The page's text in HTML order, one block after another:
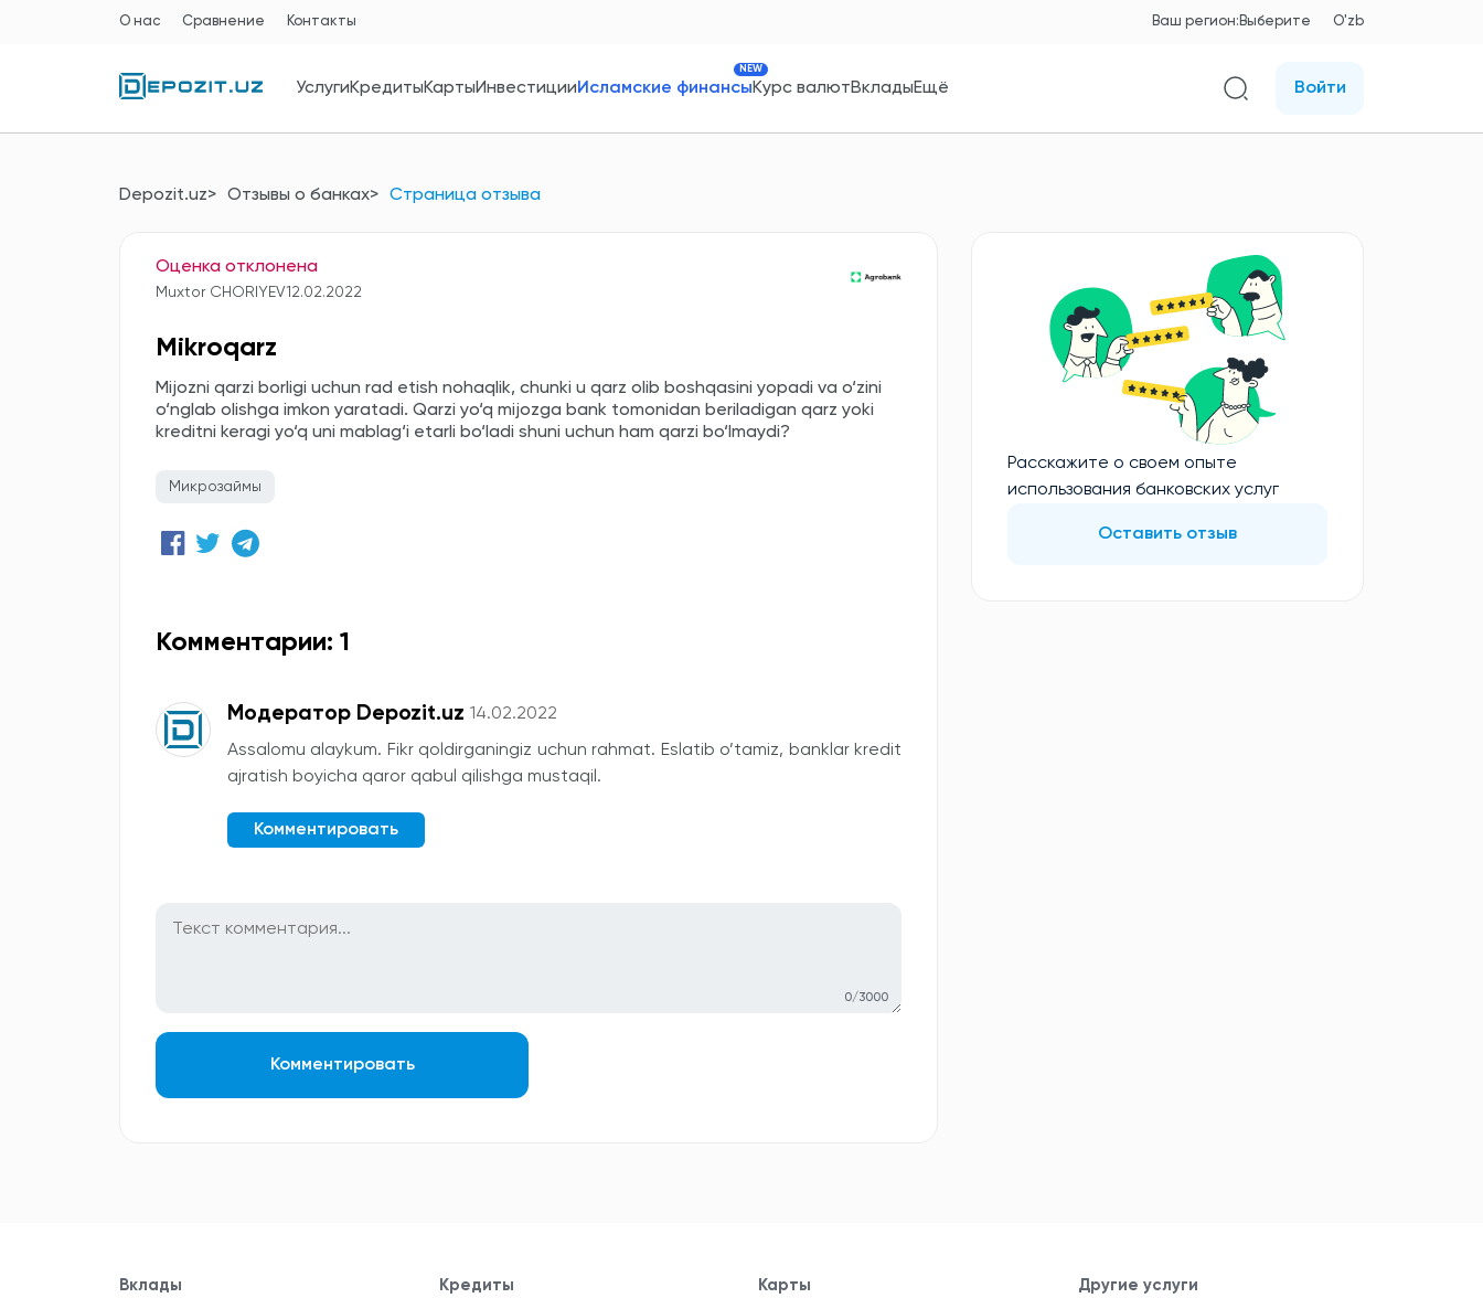
О нас Сравнение Контакты Ваш регион: Выберите O'zb
УслугиКредитыКартыИнвестицииИсламские финансы
NEW
Курс валютВкладыЕщё Войти
Depozit.uz Отзывы о банках Страница отзыва
Оценка отклонена
Muxtor CHORIYEV12.02.2022
Mikroqarz
Mijozni qarzi borligi uchun rad etish nohaqlik, chunki u qarz olib boshqasini yopadi va o‘zini
o‘nglab olishga imkon yaratadi. Qarzi yo‘q mijozga bank tomonidan beriladigan qarz yoki
kreditni keragi yo‘q uni mablag‘i etarli bo‘ladi shuni uchun ham qarzi bo‘lmaydi?
Микрозаймы
Комментарии: 1
Модератор Depozit.uz 14.02.2022
Assalomu alaykum. Fikr qoldirganingiz uchun rahmat. Eslatib o’tamiz, banklar kredit
ajratish boyicha qaror qabul qilishga mustaqil.
Комментировать
0/3000
Комментировать
Расскажите о своем опыте
использования банковских услуг
Оставить отзыв
Вклады Кредиты Карты Другие услуги